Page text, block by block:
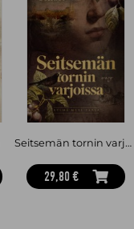
Seitsemän tornin varjoissa
29,80 €